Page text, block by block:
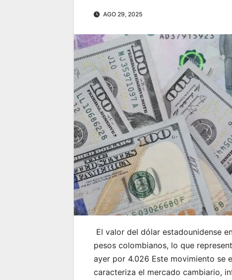
AGO 29, 2025
El valor del dólar estadounidense
pesos colombianos, lo que
ayer por 4.026 Este movimiento se
caracteriza el mercado cambiario,